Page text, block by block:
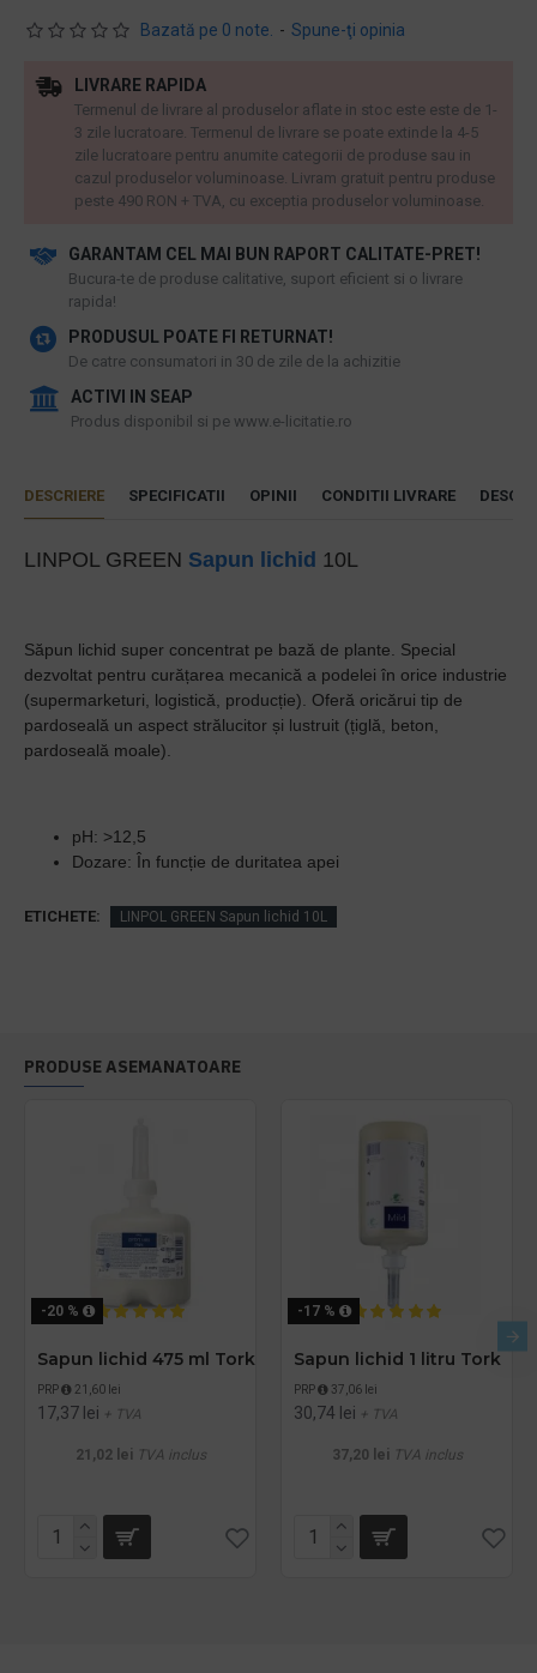
Bazată pe 0 note. - Spune-ţi opinia
GARANTAM CEL MAI BUN RAPORT CALITATE-PRET!
​Bucura-te de produse calitative, suport eficient si o livrare
rapida!
PRODUSUL POATE FI RETURNAT!
De catre consumatori in 30 de zile de la achizitie
ACTIVI IN SEAP
Produs disponibil si pe www.e-licitatie.ro
LIVRARE RAPIDA
Termenul de livrare al produselor aflate in stoc este este de 1-
3 zile lucratoare. Termenul de livrare se poate extinde la 4-5
zile lucratoare pentru anumite categorii de produse sau in
cazul produselor voluminoase. Livram gratuit pentru produse
peste 490 RON + TVA, cu exceptia produselor voluminoase.
DESCRIERE SPECIFICATII OPINII CONDITII LIVRARE
LINPOL GREEN Sapun lichid 10L
Săpun lichid super concentrat pe bază de plante. Special
dezvoltat pentru curățarea mecanică a podelei în orice industrie
(supermarketuri, logistică, producție). Oferă oricărui tip de
pardoseală un aspect strălucitor și lustruit (țiglă, beton,
pardoseală moale).
pH: >12,5
Dozare: În funcție de duritatea apei
ETICHETE: LINPOL GREEN Sapun lichid 10L
PRODUSE ASEMANATOARE
-20 %
Sapun lichid 475 ml Tork
PRP 21,60 lei
17,37 lei + TVA
21,02 lei TVA inclus
-17 %
Sapun lichid 1 litru Tork
PRP 37,06 lei
30,74 lei + TVA
37,20 lei TVA inclus